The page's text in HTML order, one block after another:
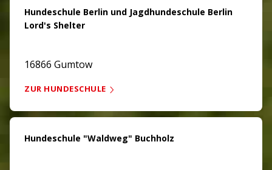
Hundeschule Berlin und Jagdhundeschule Berlin
Lord's Shelter
16866 Gumtow
ZUR HUNDESCHULE
Hundeschule "Waldweg" Buchholz